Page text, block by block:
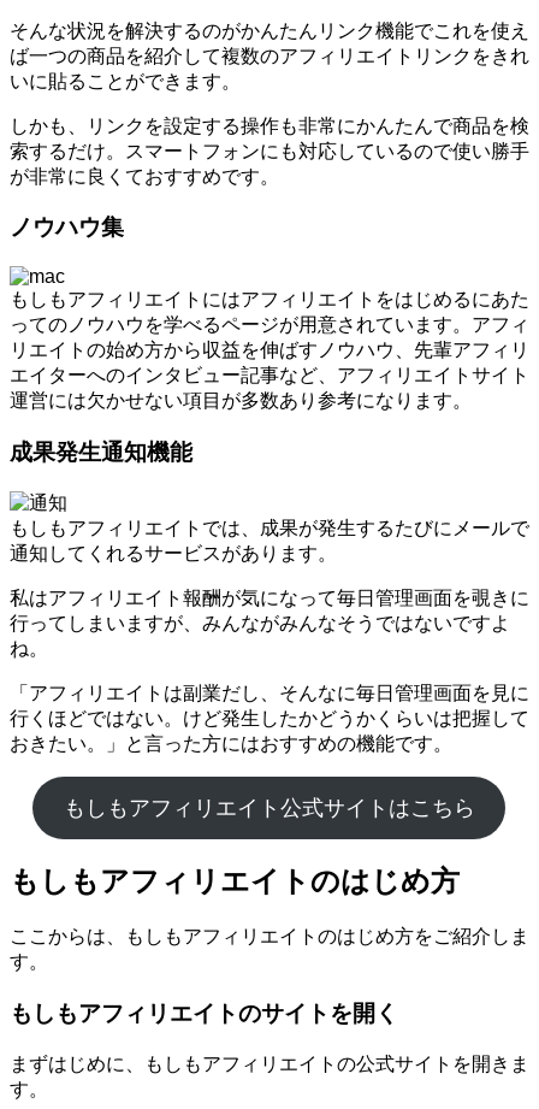
そんな状況を解決するのがかんたんリンク機能でこれを使え
ば一つの商品を紹介して複数のアフィリエイトリンクをきれ
いに貼ることができます。
しかも、リンクを設定する操作も非常にかんたんで商品を検
索するだけ。スマートフォンにも対応しているので使い勝手
が非常に良くておすすめです。
ノウハウ集
もしもアフィリエイトにはアフィリエイトをはじめるにあた
ってのノウハウを学べるページが用意されています。アフィ
リエイトの始め方から収益を伸ばすノウハウ、先輩アフィリ
エイターへのインタビュー記事など、アフィリエイトサイト
運営には欠かせない項目が多数あり参考になります。
成果発生通知機能
もしもアフィリエイトでは、成果が発生するたびにメールで
通知してくれるサービスがあります。
私はアフィリエイト報酬が気になって毎日管理画面を覗きに
行ってしまいますが、みんながみんなそうではないですよ
ね。
「アフィリエイトは副業だし、そんなに毎日管理画面を見に
行くほどではない。けど発生したかどうかくらいは把握して
おきたい。」と言った方にはおすすめの機能です。
もしもアフィリエイト公式サイトはこちら
もしもアフィリエイトのはじめ方
ここからは、もしもアフィリエイトのはじめ方をご紹介しま
す。
もしもアフィリエイトのサイトを開く
まずはじめに、もしもアフィリエイトの公式サイトを開きま
す。